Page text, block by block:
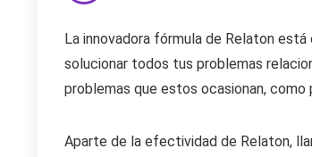
La innovadora fórmula de Relaton
solucionar todos tus problemas
problemas que estos ocasionan,
Aparte de la efectividad de Relaton,